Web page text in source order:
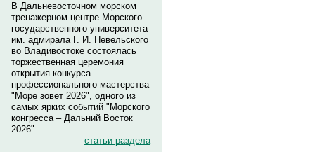
В Дальневосточном морском
тренажерном центре Морского
государственного университета
им. адмирала Г. И. Невельского
во Владивостоке состоялась
торжественная церемония
открытия конкурса
профессионального мастерства
"Море зовет 2026", одного из
самых ярких событий "Морского
конгресса – Дальний Восток
2026".
статьи раздела